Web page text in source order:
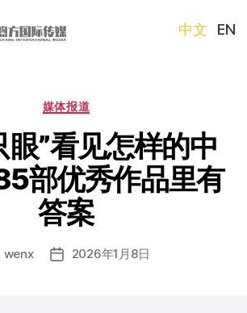
只
眼
看
中
国”
国
际
短
频
中文 EN
分
媒体报道
眼”看见怎样的中
部优秀作品里有
答案
wenx
发 2026年1月8日